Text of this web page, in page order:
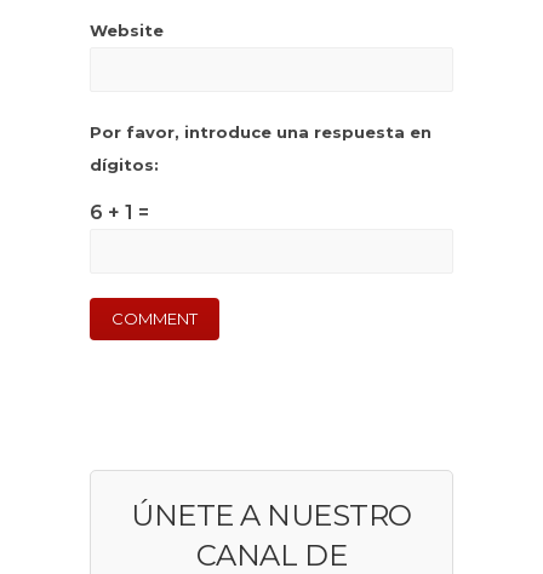
Website
Por favor, introduce una respuesta en
dígitos:
6 + 1 =
ÚNETE A NUESTRO
CANAL DE